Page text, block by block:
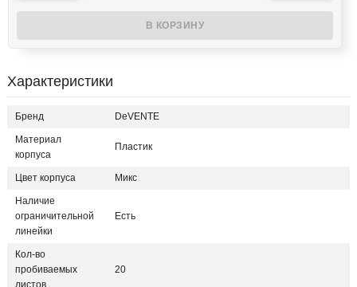
Характеристики
Бренд DeVENTE
Материал
корпуса
Пластик
Цвет корпуса Микс
Наличие
ограничительной
линейки
Есть
Кол-во
пробиваемых
20